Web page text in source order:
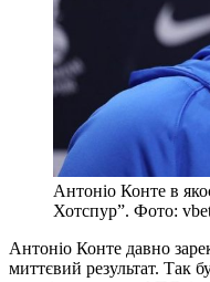
Антоніо Конте в
Хотспур”. Фото:
Антоніо Конте давно
миттєвий результат. Так